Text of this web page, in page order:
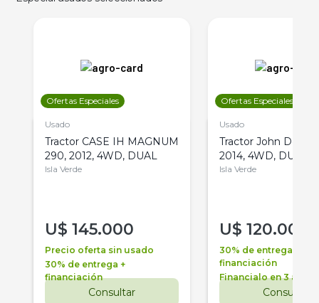
Ofertas Especiales
Usado
Tractor CASE IH MAGNUM
290, 2012, 4WD, DUAL
Isla Verde
U$ 145.000
Precio oferta sin usado
30% de entrega +
financiación
Consultar
Ofertas Especiales
Usado
Tractor John Deere
2014, 4WD, DUAL
Isla Verde
U$ 120.000
30% de entrega +
financiación
Financialo en 3 años
Consultar